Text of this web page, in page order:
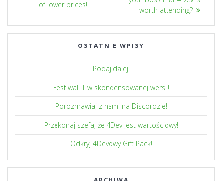
wpisu
post:
of lower prices!
worth attending?
OSTATNIE WPISY
Podaj dalej!
Festiwal IT w skondensowanej wersji!
Porozmawiaj z nami na Discordzie!
Przekonaj szefa, że 4Dev jest wartościowy!
Odkryj 4Devowy Gift Pack!